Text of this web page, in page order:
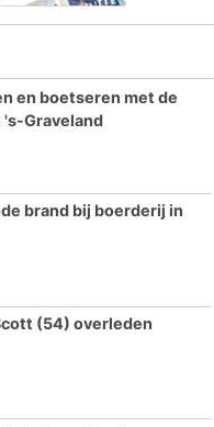
en boetseren met de
Graveland
brand bij boerderij in
(54) overleden